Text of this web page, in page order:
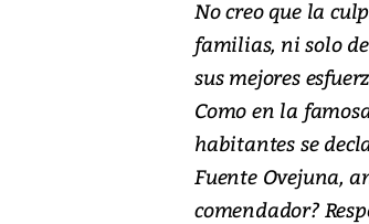
No creo que la
familias, ni solo
sus mejores
Como en la
habitantes se
Fuente Ovejuna,
comendador?